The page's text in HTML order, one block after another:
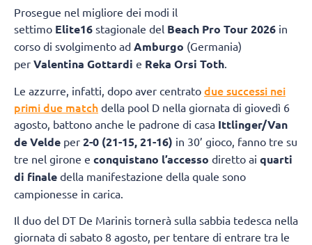
Prosegue nel migliore dei modi il
settimo Elite16 stagionale del Beach Pro Tour 2026 in
corso di svolgimento ad Amburgo (Germania)
per Valentina Gottardi e Reka Orsi Toth
Le azzurre, infatti, dopo aver centrato due successi nei
primi due match della pool D nella giornata di giovedì 6
agosto, battono anche le padrone di casa Ittlinger/Van
de Velde per 2-0 (21-15, 21-16) in 30’ gioco, fanno tre su
tre nel girone e conquistano l’accesso diretto ai quarti
di finale della manifestazione della quale sono
campionesse in carica.
Il duo del DT De Marinis tornerà sulla sabbia tedesca nella
giornata di sabato 8 agosto, per tentare di entrare tra le